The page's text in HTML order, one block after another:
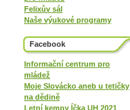
Felixův sál
Naše výukové programy
Facebook
Informační centrum pro
mládež
Moje Slovácko aneb u tetičky
na dědině
Letní kempy Íčka UH 2021